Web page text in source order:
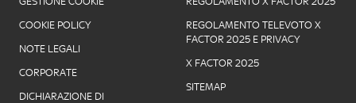
COOKIE POLICY
NOTE LEGALI
CORPORATE
DICHIARAZIONE DI
REGOLAMENTO TELEVOTO X
FACTOR 2025 E PRIVACY
X FACTOR 2025
SITEMAP